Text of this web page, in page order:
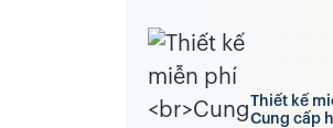
Thiết kế
Cung cấp